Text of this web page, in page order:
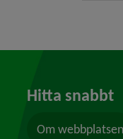
öppnas i nytt fönster.
Hitta snabbt
Om webbplatsen